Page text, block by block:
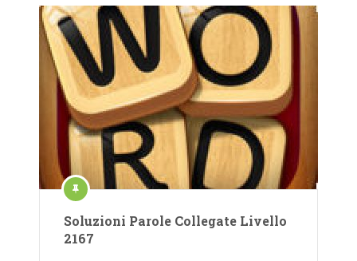
Soluzioni Parole Collegate Livello
2167